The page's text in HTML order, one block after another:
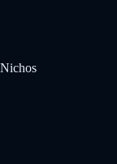
Nichos